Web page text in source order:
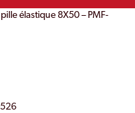
élastique 8X50 – PMF-